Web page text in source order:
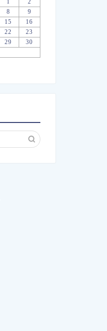
8
9
15
16
22
23
29
30